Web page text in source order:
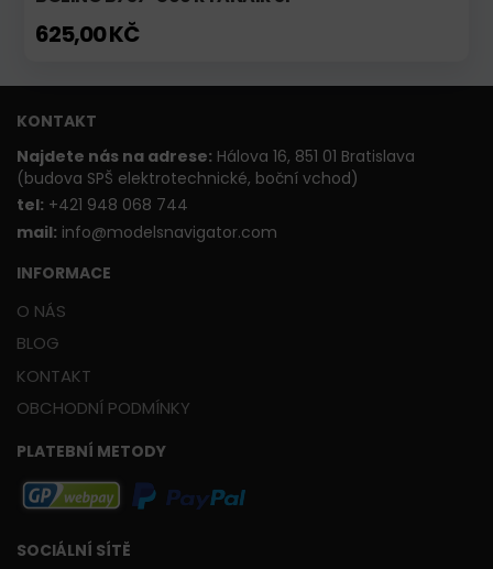
625,00 KČ
KONTAKT
Najdete nás na adrese: Hálova 16, 851 01 Bratislava
(budova SPŠ elektrotechnické, boční vchod)
tel: +421 948 068 744
mail: info@modelsnavigator.com
INFORMACE
O NÁS
BLOG
KONTAKT
OBCHODNÍ PODMÍNKY
PLATEBNÍ METODY
SOCIÁLNÍ SÍTĚ